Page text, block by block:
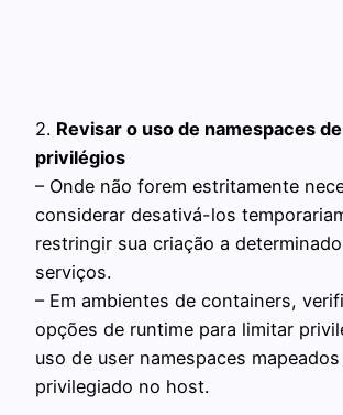
2. Revisar o uso de namespaces
privilégios
– Onde não forem estritamente
considerar desativá-los
restringir sua criação a
serviços.
– Em ambientes de containers,
opções de runtime para limitar
uso de user namespaces
privilegiado no host.